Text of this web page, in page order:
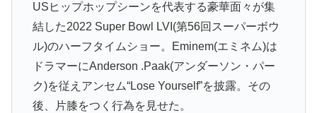
USヒップホップシーンを代表する豪華面々が集
結した2022 Super Bowl LVI(第56回スーパーボウ
ル)のハーフタイムショー。Eminem(エミネム)は
ドラマーにAnderson .Paak(アンダーソン・パー
ク)を従えアンセム“Lose Yourself”を披露。その
後、片膝をつく行為を見せた。